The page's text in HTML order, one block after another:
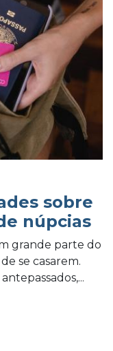
sobre
núpcias
grande parte do
se casarem.